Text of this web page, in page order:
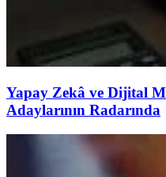
Yapay Zekâ ve Dijital
Adaylarının Radarında